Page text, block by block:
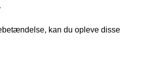
kan du opleve disse